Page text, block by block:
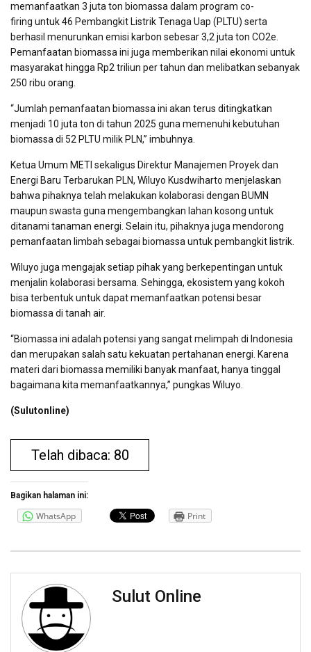
memanfaatkan 3 juta ton biomassa dalam program co-
firing untuk 46 Pembangkit Listrik Tenaga Uap (PLTU) serta
berhasil menurunkan emisi karbon sebesar 3,2 juta ton CO2e.
Pemanfaatan biomassa ini juga memberikan nilai ekonomi untuk
masyarakat hingga Rp2 triliun per tahun dan melibatkan sebanyak
250 ribu orang.
“Jumlah pemanfaatan biomassa ini akan terus ditingkatkan
menjadi 10 juta ton di tahun 2025 guna memenuhi kebutuhan
biomassa di 52 PLTU milik PLN,” imbuhnya.
Ketua Umum METI sekaligus Direktur Manajemen Proyek dan
Energi Baru Terbarukan PLN, Wiluyo Kusdwiharto menjelaskan
bahwa pihaknya telah melakukan kolaborasi dengan BUMN
maupun swasta guna mengembangkan lahan kosong untuk
ditanami tanaman energi. Selain itu, pihaknya juga mendorong
pemanfaatan limbah sebagai biomassa untuk pembangkit listrik.
Wiluyo juga mengajak setiap pihak yang berkepentingan untuk
menjalin kolaborasi bersama. Sehingga, ekosistem yang kokoh
bisa terbentuk untuk dapat memanfaatkan potensi besar
biomassa di tanah air.
“Biomassa ini adalah potensi yang sangat melimpah di Indonesia
dan merupakan salah satu kekuatan pertahanan energi. Karena
materi dari biomassa memiliki banyak manfaat, hanya tinggal
bagaimana kita memanfaatkannya,” pungkas Wiluyo.
(Sulutonline)
Telah dibaca: 80
Bagikan halaman ini:
WhatsApp Print
Sulut Online